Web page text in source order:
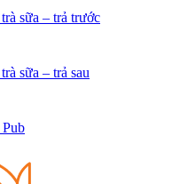
sữa – trả trước
sữa – trả sau